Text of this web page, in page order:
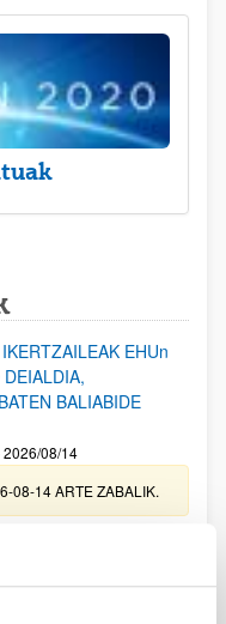
EHUn
BALIABIDE
08/14
08-14 ARTE ZABALIK.
Funts Bibliografikoak